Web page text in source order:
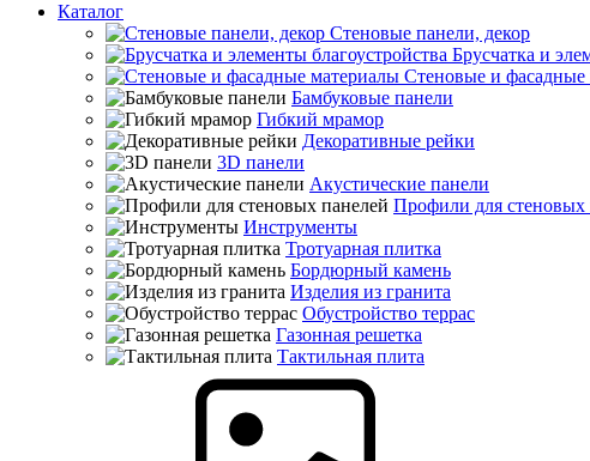
Каталог
Стеновые панели, декор
Брусчатка и
Стеновые и фасадные
Бамбуковые панели
Гибкий мрамор
Декоративные рейки
3D панели
Акустические панели
Профили для стеновых
Инструменты
Тротуарная плитка
Бордюрный камень
Изделия из гранита
Обустройство террас
Газонная решетка
Тактильная плита